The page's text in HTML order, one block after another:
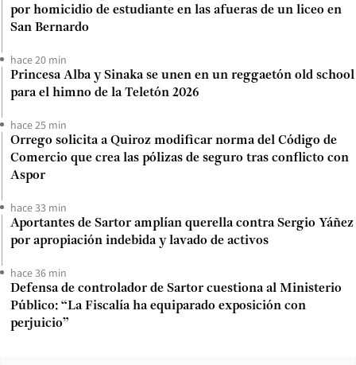
por homicidio de estudiante en las afueras de un liceo en
San Bernardo
hace 20 min
Princesa Alba y Sinaka se unen en un reggaetón old school
para el himno de la Teletón 2026
hace 25 min
Orrego solicita a Quiroz modificar norma del Código de
Comercio que crea las pólizas de seguro tras conflicto con
Aspor
hace 33 min
Aportantes de Sartor amplían querella contra Sergio Yáñez
por apropiación indebida y lavado de activos
hace 36 min
Defensa de controlador de Sartor cuestiona al Ministerio
Público: “La Fiscalía ha equiparado exposición con
perjuicio”